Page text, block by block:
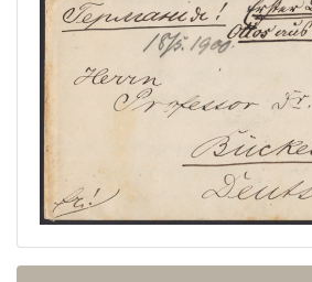
Recent result
Archive
Regulation
Contact